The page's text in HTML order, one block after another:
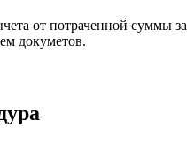
от потраченной суммы за
докуметов.